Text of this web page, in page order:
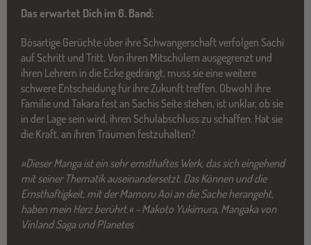
Das erwartet Dich im 6. Band:
Bösartige Gerüchte über ihre Schwangerschaft verfolgen Sachi
auf Schritt und Tritt. Von ihren Mitschülern ausgegrenzt und
ihren Lehrern in die Ecke gedrängt, muss sie eine weitere
schwere Entscheidung für ihre Zukunft treffen. Obwohl ihre
Familie und Takara fest an Sachis Seite stehen, ist unklar, ob sie
in der Lage sein wird, ihren Schulabschluss zu schaffen. Hat sie
die Kraft, an ihren Träumen festzuhalten?
»Dieser Manga ist ein sehr ernsthaftes Werk, das sich eingehend
mit seiner Thematik auseinandersetzt. Das Können und die
Ernsthaftigkeit, mit der Mamoru Aoi an die Sache herangeht,
haben mein Herz berührt.« - Makoto Yukimura, Mangaka von
Vinland Saga und Planetes